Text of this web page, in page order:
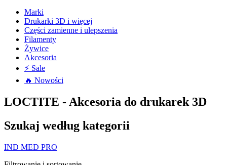
Marki
Drukarki 3D i więcej
Części zamienne i ulepszenia
Filamenty
Żywice
Akcesoria
⚡ Sale
🔥 Nowości
LOCTITE - Akcesoria do drukarek 3D
Szukaj według kategorii
IND MED PRO